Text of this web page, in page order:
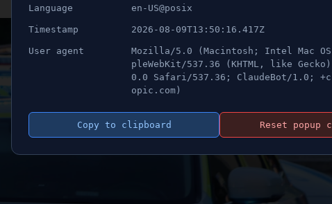
Language en-US@posix
Timestamp 2026-08-09T13:50:16.417Z
User agent
Mozilla/5.0 (Macintosh; Intel Mac OS
pleWebKit/537.36 (KHTML, like
0.0 Safari/537.36; ClaudeBot/1.0;
opic.com)
Copy to clipboard Reset popup